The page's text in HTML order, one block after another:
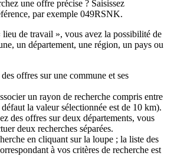
une offre précise ? Saisissez
par exemple 049RSNK.
lieu de travail », vous avez la possibilité de
un département, une région, un pays ou
offres sur une commune et ses
un rayon de recherche compris entre
la valeur sélectionnée est de 10 km).
des offres sur deux départements, vous
deux recherches séparées.
en cliquant sur la loupe ; la liste des
à vos critères de recherche est